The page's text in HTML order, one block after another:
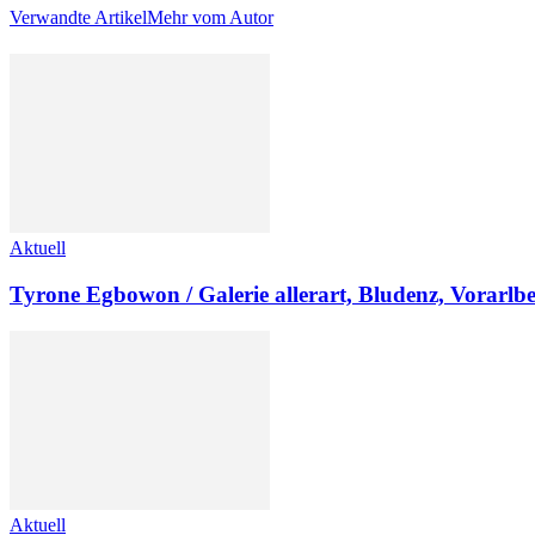
Verwandte ArtikelMehr vom Autor
Aktuell
Tyrone Egbowon / Galerie allerart, Bludenz,
Aktuell